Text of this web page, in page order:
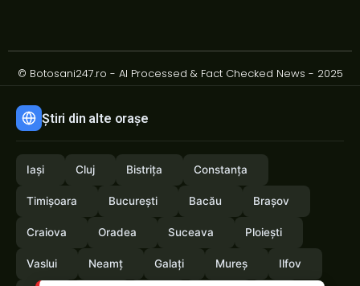
© Botosani247.ro - AI Processed & Fact Checked News - 2025
Știri din alte orașe
Iași Cluj Bistrița Constanța
Timișoara București Bacău Brașov
Craiova Oradea Suceava Ploiești
Vaslui Neamț Galați Mureș Ilfov